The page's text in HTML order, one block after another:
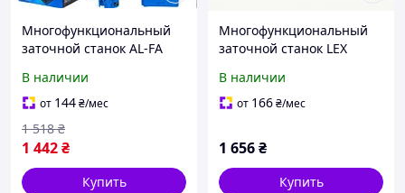
Многофункциональный
заточной станок AL-FA
В наличии
от 144₴/мес
1 442₴
1 518 ₴
Купить
Многофункциональный
заточной станок LEX
В наличии
от 166₴/мес
1 656₴
Купить